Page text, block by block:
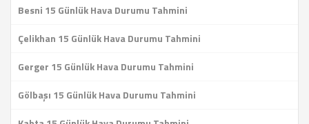
Besni 15 Günlük Hava Durumu Tahmini
Çelikhan 15 Günlük Hava Durumu Tahmini
Gerger 15 Günlük Hava Durumu Tahmini
Gölbaşı 15 Günlük Hava Durumu Tahmini